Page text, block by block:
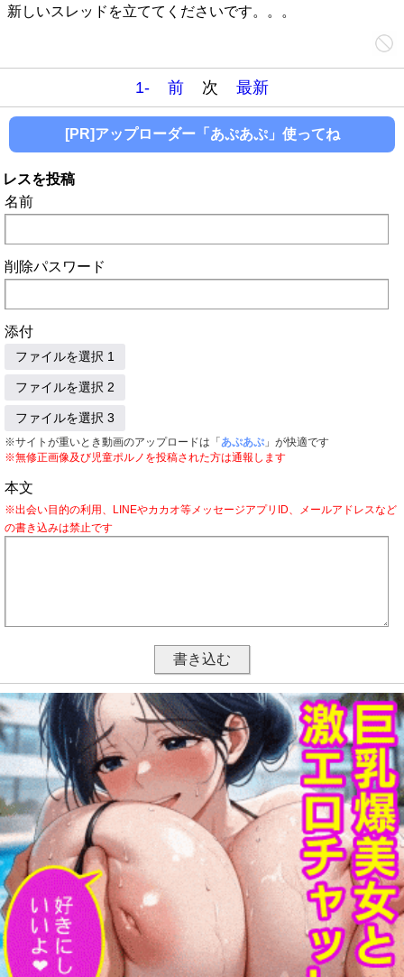
新しいスレッドを立ててくださいです。。。
1- 前 次 最新
[PR]アップローダー「あぷあぷ」使ってね
レスを投稿
名前
削除パスワード
添付
ファイルを選択 1
ファイルを選択 2
ファイルを選択 3
※サイトが重いとき動画のアップロードは「 あぷあぷ 」が快適です
※無修正画像及び児童ポルノを投稿された方は通報します
本文
※出会い目的の利用、LINEやカカオ等メッセージアプリID、メールアドレスなど
の書き込みは禁止です